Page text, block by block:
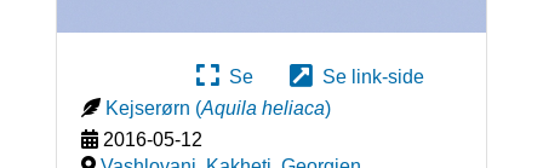
Se
Se link-side
Kejserørn (Aquila heliaca)
2016-05-12